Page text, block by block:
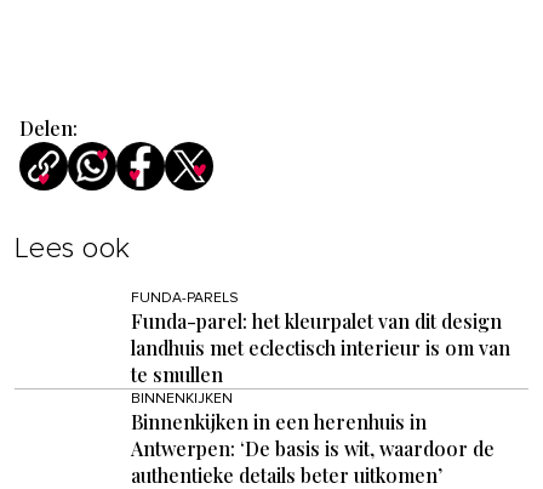
Delen:
Lees ook
FUNDA-PARELS
Funda-parel: het kleurpalet van dit design
landhuis met eclectisch interieur is om van
te smullen
BINNENKIJKEN
Binnenkijken in een herenhuis in
Antwerpen: ‘De basis is wit, waardoor de
authentieke details beter uitkomen’